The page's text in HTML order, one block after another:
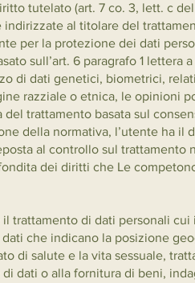
tutelato (art. 7 co. 3, lett. c
indirizzate al titolare del
per la protezione dei dati
sull’art. 6 paragrafo 1 lettera
di dati genetici, biometrici,
razziale o etnica, le opinioni
trattamento basata sul
della normativa, l’utente ha
al controllo sul trattamento
dei diritti che Le
trattamento di dati personali
che indicano la posizione
di salute e la vita sessuale,
dati o alla fornitura di beni,